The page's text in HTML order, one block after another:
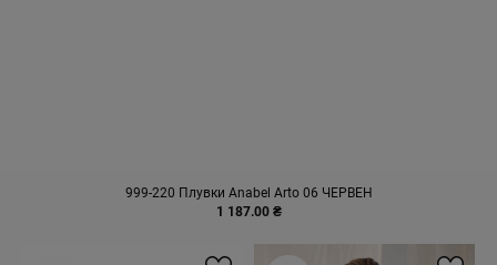
999-220 Плувки Anabel Arto 06 ЧЕРВЕН
1 187.00 ₴